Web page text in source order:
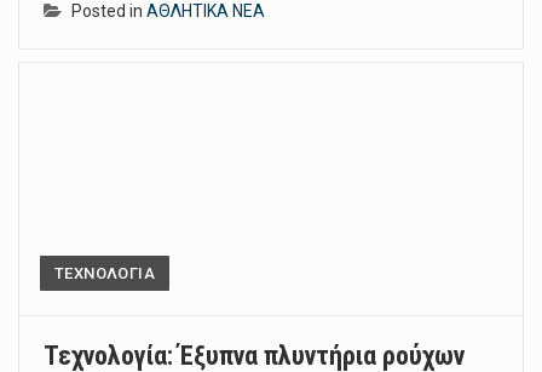
Posted in ΑΘΛΗΤΙΚΑ ΝΕΑ
ΤΕΧΝΟΛΟΓΙΑ
Τεχνολογία: Έξυπνα πλυντήρια ρούχων